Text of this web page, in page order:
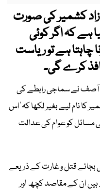
کشمیر کی صورت
ہے کہ اگر کوئی
چاہتا ہے تو ریاست
کرے گی۔
آصف نے سماجی رابطے کی
کا نام لیے بغیر لکھا کہ ’اس
مسائل کو عوام کی عدالت
بجائے قتل و غارت کے ذریعے
ہیں ان کے مقاصد کچھ اور